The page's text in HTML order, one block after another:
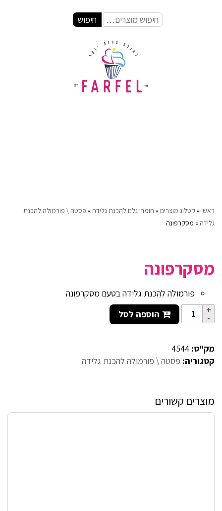
חיפוש
ראשי» קטלוג מוצרים » חומרי גלם להכנת גלידה » פסטה \ פורמולה להכנת
גלידה » מסקרפונה
מסקרפונה
פורמולה להכנת גלידה בטעם מסקרפונה
הוספה לסל
מק"ט: 4544
קטגוריה: פסטה \ פורמולה להכנת גלידה
מוצרים קשורים